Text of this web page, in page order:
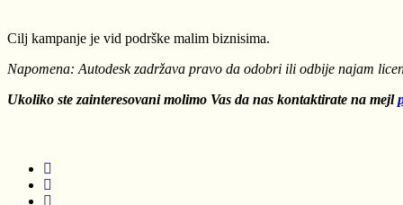
Cilj kampanje je vid podrške malim biznisima.
Napomena: Autodesk zadržava pravo da odobri ili odbije najam
Ukoliko ste zainteresovani molimo Vas da nas kontaktirate na mejl